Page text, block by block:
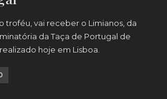
troféu, vai receber o Limianos, da
da Taça de Portugal de
hoje em Lisboa.